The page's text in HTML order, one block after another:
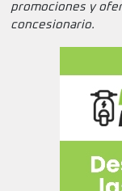
promociones y
concesionario.